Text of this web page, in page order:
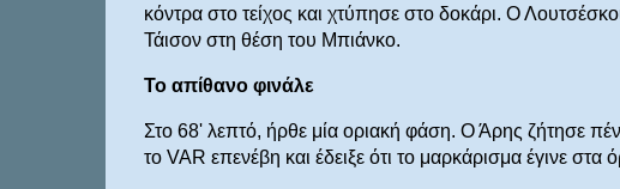
κόντρα στο τείχος και χτύπησε στο δοκάρι. Ο
Τάισον στη θέση του Μπιάνκο.
Το απίθανο φινάλε
Στο 68' λεπτό, ήρθε μία οριακή φάση. Ο Άρης ζήτησε
το VAR επενέβη και έδειξε ότι το μαρκάρισμα έγινε στα